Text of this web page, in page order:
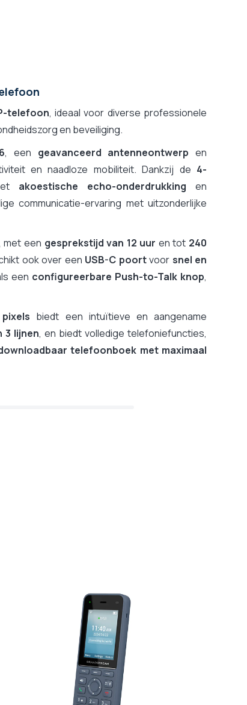
telefoon, ideaal voor diverse professionele
en beveiliging.
, een geavanceerd antenneontwerp en
en naadloze mobiliteit. Dankzij de 4-
akoestische echo-onderdrukking en
communicatie-ervaring met uitzonderlijke
met een gesprekstijd van 12 uur en tot 240
ook over een USB-C poortvoor snel en
een configureerbare Push-to-Talk knop,
biedt een intuïtieve en aangename
3 lijnen, en biedt volledige telefoniefuncties,
telefoonboek met maximaal